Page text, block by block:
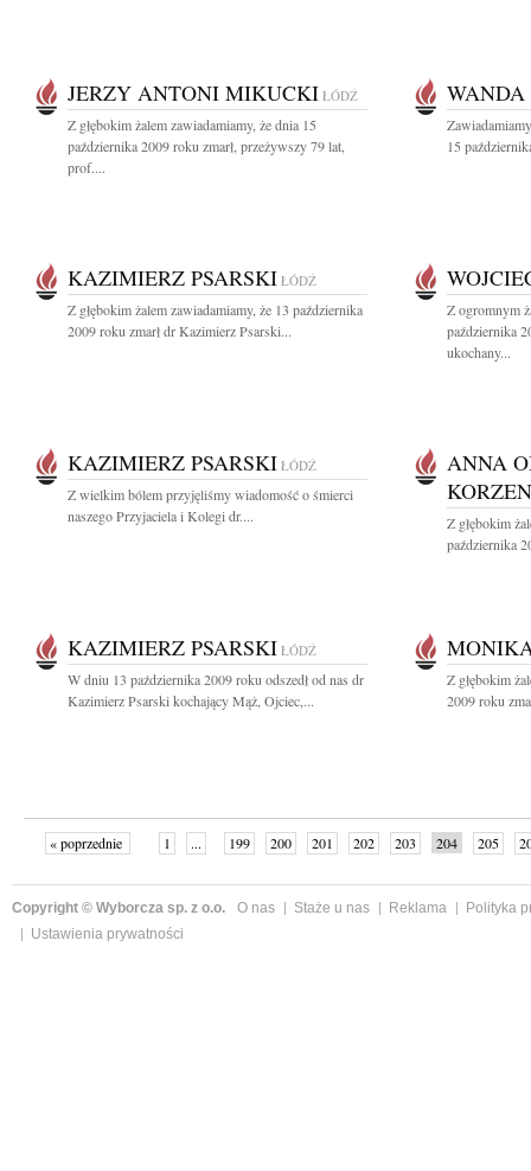
JERZY ANTONI MIKUCKI ŁÓDŹ
Z głębokim żalem zawiadamiamy, że dnia 15
października 2009 roku zmarł, przeżywszy 79 lat,
prof....
15
KAZIMIERZ PSARSKI ŁÓDŹ
Z głębokim żalem zawiadamiamy, że 13 października
2009 roku zmarł dr Kazimierz Psarski...
Z ogromnym
października
ukochany...
KAZIMIERZ PSARSKI ŁÓDŹ
Z wielkim bólem przyjęliśmy wiadomość o śmierci
naszego Przyjaciela i Kolegi dr....
ANNA
Z głębokim
października
KAZIMIERZ PSARSKI ŁÓDŹ
W dniu 13 października 2009 roku odszedł od nas dr
Kazimierz Psarski kochający Mąż, Ojciec,...
Z głębokim
2009 roku
« poprzednie 1 ... 199 200 201 202 203 204 205
Copyright © Wyborcza sp. z o.o. O nas Staże u nas Reklama
Polityka
Ustawienia prywatności